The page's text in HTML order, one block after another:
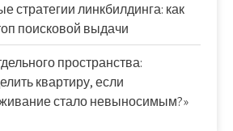
стратегии линкбилдинга: как
поисковой выдачи
пространства:
квартиру, если
стало невыносимым?»